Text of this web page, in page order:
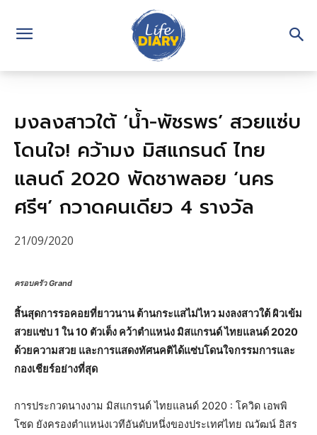
มงลงสาวใต้ ‘น้ำ-พัชรพร’ สวยแซ่บ
โดนใจ! คว้ามง มิสแกรนด์ ไทย
แลนด์ 2020 พัดชาพลอย ‘นคร
ศรีฯ’ กวาดคนเดียว 4 รางวัล
21/09/2020
ครอบครัว Grand
สิ้นสุดการรอคอยที่ยาวนาน ต้านกระแสไม่ไหว มงลงสาวใต้ ผิวเข้ม
สวยแซ่บ 1 ใน 10 ตัวเต็ง คว้าตำแหน่ง มิสแกรนด์ ไทยแลนด์ 2020
ด้วยความสวย และการแสดงทัศนคติได้แซ่บโดนใจกรรมการและ
กองเชียร์อย่างที่สุด
การประกวดนางงาม มิสแกรนด์ ไทยแลนด์ 2020 : โควิด เอพพิ
โซด ยังครองตำแหน่งเวทีอันดับหนึ่งของประเทศไทย ณวัฒน์ อิสร